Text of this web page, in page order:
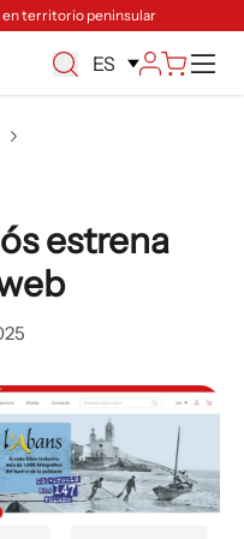
en territorio peninsular
ES
estrena